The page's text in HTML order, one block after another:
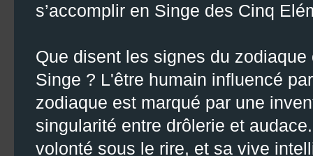
s’accomplir en Singe des Cinq
Que disent les signes du
Singe ? L'être humain influencé
zodiaque est marqué par une
singularité entre drôlerie et
volonté sous le rire, et sa vive